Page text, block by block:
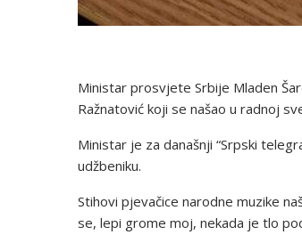
Ministar prosvjete Srbije Mladen
Ražnatović koji se našao u radnoj
Ministar je za današnji “Srpski
udžbeniku.
Stihovi pjevačice narodne muzike
se, lepi grome moj, nekada je tlo